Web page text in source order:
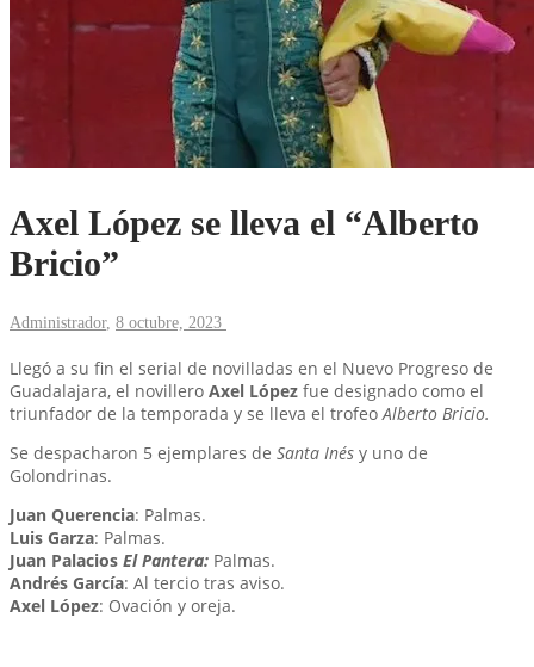
Axel López se lleva el “Alberto
Bricio”
Administrador, 8 octubre, 2023
Llegó a su fin el serial de novilladas en el Nuevo Progreso de
Guadalajara, el novillero Axel López fue designado como el
triunfador de la temporada y se lleva el trofeoAlberto Bricio.
Se despacharon 5 ejemplares de Santa Inés y uno de
Golondrinas.
Juan Querencia: Palmas.
Luis Garza: Palmas.
Juan Palacios El Pantera: Palmas.
Andrés García: Al tercio tras aviso.
Axel López: Ovación y oreja.